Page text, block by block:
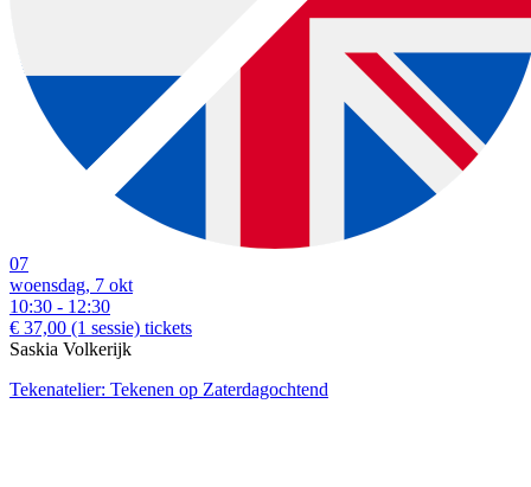
07
woensdag, 7 okt
10:30 - 12:30
€ 37,00 (1 sessie) tickets
Saskia Volkerijk
Tekenatelier: Tekenen op Zaterdagochtend